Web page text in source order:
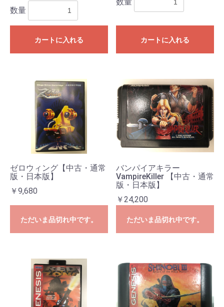
数量
カートに入れる カートに入れる
ゼロウィング【中古・通常
版・日本版】
￥9,680
ただいま品切れ中です。
バンパイアキラー
VampireKiller 【中古・通常
版・日本版】
￥24,200
ただいま品切れ中です。
お買い物を続ける カートへ進む